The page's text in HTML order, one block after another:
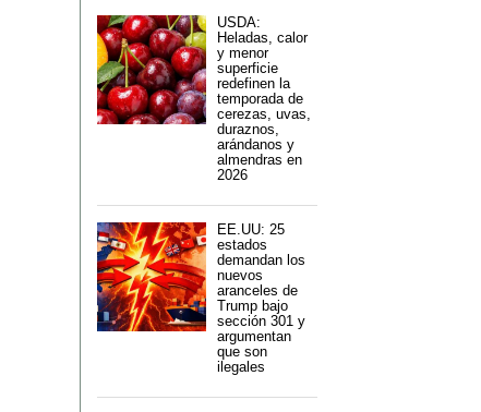
USDA:
Heladas, calor
y menor
superficie
redefinen la
temporada de
cerezas, uvas,
duraznos,
arándanos y
almendras en
2026
EE.UU: 25
estados
demandan los
nuevos
aranceles de
Trump bajo
sección 301 y
argumentan
que son
ilegales